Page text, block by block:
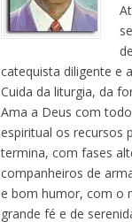
catequista diligente e
Cuida da liturgia, da
Ama a Deus com
espiritual os recursos
termina, com fases
companheiros de
e bom humor, com o
grande fé e de